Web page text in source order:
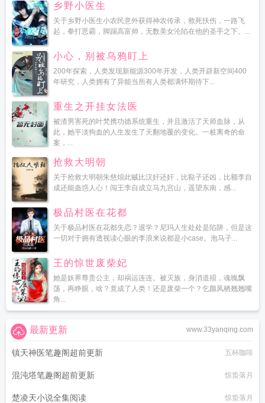
乡野小医生
关于乡野小医生小农民意外获得神农传承，救死扶伤，一路飞
起，拳打恶霸，脚踢高富帅，无数美女沦陷在他的圣手之下。...
小心，别被乌鸦盯上
200年探索，人类发现新能源300年开发，人类开辟新空间400
年研究，人类拥有了异能当所有人类都满怀期待下...
重生之开挂女法医
被渣男害死的叶梵携功德系统重生，并且激活了天师血脉，从
此，她平淡狗血的人生发生了天翻地覆的变化。一桩离奇的命
案，...
抢救大明朝
关于抢救大明朝朱慈烺此贼比汉奸还奸，比鞑子还凶，比额李自
成还能蛊惑人心！闯王李自成立马九宫山，遥望东南，感...
极品村医在花都
关于极品村医在花都失恋？退学？尼玛人生处处是陷阱，但是这
一切对于拥有透视读心眼的李浪来说都是小case。泡马子...
王的惊世废柴妃
她是妖界尊贵公主，却祸运连连。被灭族，身消道殒，魂魄飘
荡，再睁眼，啥？竟成了人类！还是废柴一个？乞颜凤栖翘翘嘴
角...
www.33yanqing.com
最新更新
镇天神医笔趣阁超前更新 五杯咖啡
混沌塔笔趣阁超前更新 惊蛰落月
楚凌天小说全集阅读 惊蛰落月